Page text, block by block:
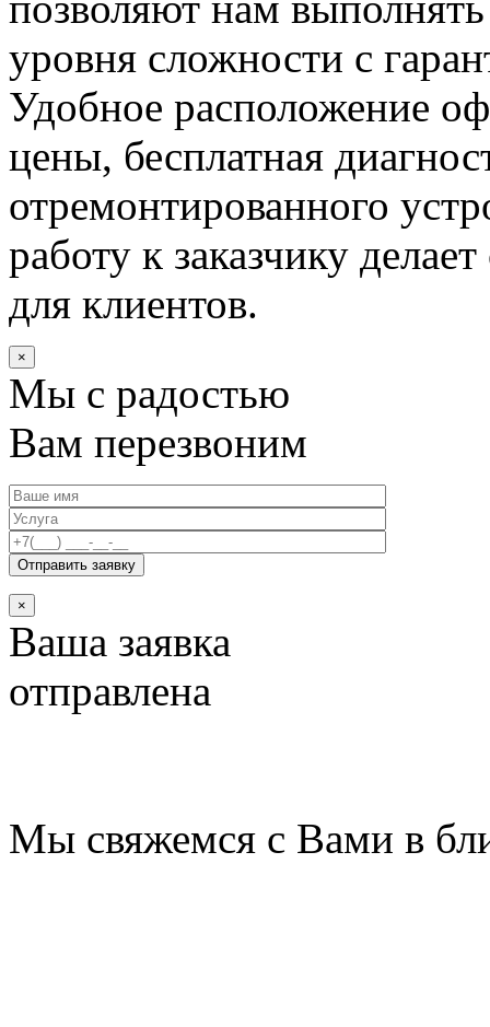
уровня сложности с
Удобное расположение
цены, бесплатная
отремонтированного
работу к заказчику
для клиентов.
×
Мы с радостью
Вам перезвоним
×
Ваша заявка
отправлена
Мы свяжемся с Вами в